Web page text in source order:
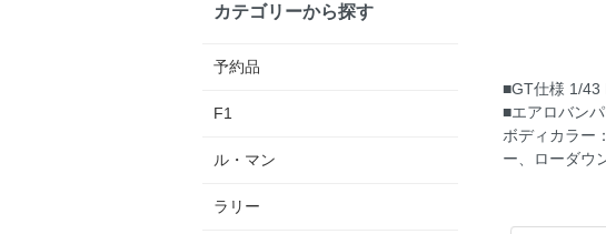
■GT仕様 1/43
■エアロバン
ボディカラー
ー、ローダウ
カテゴリーから探す
予約品
F1
ル・マン
ラリー